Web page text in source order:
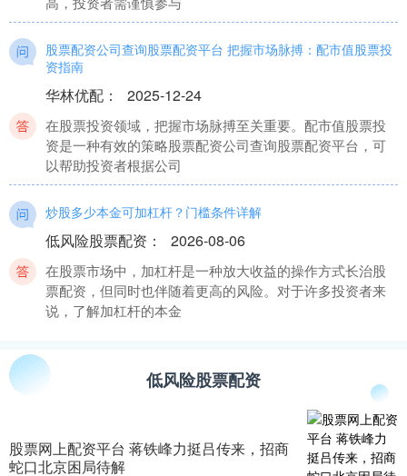
股票配资公司查询股票配资平台 把握市场脉搏：配市值股票投
资指南
华林优配 ： 2025-12-24
在股票投资领域，把握市场脉搏至关重要。配市值股票投
资是一种有效的策略股票配资公司查询股票配资平台，可
以帮助投资者根据公司
炒股多少本金可加杠杆？门槛条件详解
低风险股票配资 ： 2026-08-06
在股票市场中，加杠杆是一种放大收益的操作方式长治股
票配资，但同时也伴随着更高的风险。对于许多投资者来
说，了解加杠杆的本金
配债的股票 10倍杠杆股票配资平台：轻松放大收益，把握投资
良机
在瞬息万变的投资市场中配债的股票，10倍杠杆股票配资
平台为投资者提供了放大收益的绝佳机会。通过配资，投
低风险股票配资
股票网上配资平台 蒋铁峰力挺吕传来，招商
蛇口北京困局待解